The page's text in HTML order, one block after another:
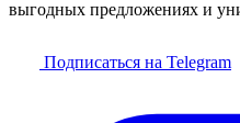
выгодных предложениях и
Подписаться на Telegram